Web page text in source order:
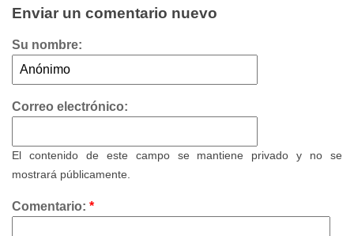
Enviar un comentario nuevo
Su nombre:
Correo electrónico:
El contenido de este campo se mantiene privado y no se
mostrará públicamente.
Comentario: *